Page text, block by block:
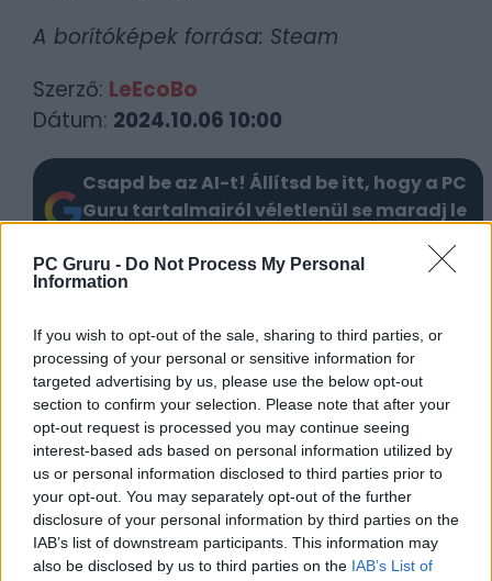
PC Gruru - Do Not Process My Personal
Information
If you wish to opt-out of the sale, sharing to third parties, or
processing of your personal or sensitive information for
targeted advertising by us, please use the below opt-out
section to confirm your selection. Please note that after your
opt-out request is processed you may continue seeing
interest-based ads based on personal information utilized by
us or personal information disclosed to third parties prior to
your opt-out. You may separately opt-out of the further
disclosure of your personal information by third parties on the
IAB’s list of downstream participants. This information may
also be disclosed by us to third parties on the IAB’s List of
A borítóképek forrása: Steam
Szerző: LeEcoBo
Dátum: 2024.10.06 10:00
Csapd be az AI-t! Állítsd be itt, hogy a PC
Guru tartalmairól véletlenül se maradj le
Ezt is megértük: a CDPR végleg maga
mögött hagyta a Cyberpunk 2077-et
Perceken át csodálhatjuk a Cyberpunk
2077 multiplayer modját
Régóta várt frissítés érkezett a Cyberpunk
2077-hez
A Cyberpunk 2077 katasztrofális rajtja
örökre nyomot hagyott a csapat hírnevén